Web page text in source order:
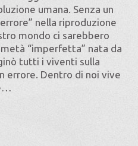
umana. Senza un
nella riproduzione
mondo ci sarebbero
“imperfetta” nata da
tutti i viventi sulla
errore. Dentro di noi vive